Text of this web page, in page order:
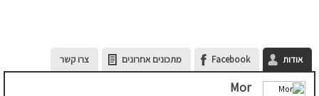
אודות Facebook מתכונים אחרונים צרו קשר
Mor